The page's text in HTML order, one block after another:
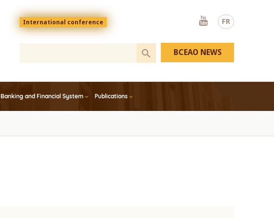
FR
Menu
top
En
International conference
Youtube
Banking and Financial System Publications
BCEAO NEWS